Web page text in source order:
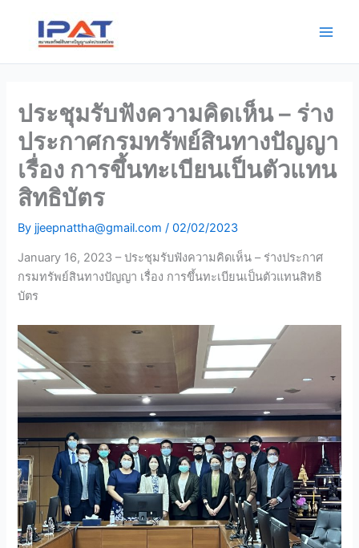
content
ประชุมรับฟังความคิดเห็น – ร่าง
ประกาศกรมทรัพย์สินทางปัญญา
เรื่อง การขึ้นทะเบียนเป็นตัวแทน
สิทธิบัตร
By jjeepnattha@gmail.com/02/02/2023
January 16, 2023 – ประชุมรับฟังความคิดเห็น – ร่างประกาศ
กรมทรัพย์สินทางปัญญา เรื่อง การขึ้นทะเบียนเป็นตัวแทนสิทธิ
บัตร